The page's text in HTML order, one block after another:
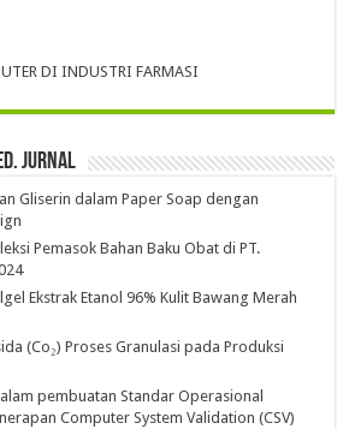
DI INDUSTRI FARMASI
Jurnal
Gliserin dalam Paper Soap dengan
Pemasok Bahan Baku Obat di PT.
Ekstrak Etanol 96% Kulit Bawang Merah
(Co₂) Proses Granulasi pada Produksi
pembuatan Standar Operasional
Computer System Validation (CSV)